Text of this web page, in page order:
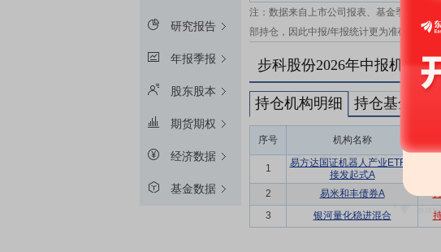
研究报告
年报季报
股东股本
期货期权
经济数据
基金数据
注：数据来自上市公司报表、基金季报、半
部持仓，因此中报/年报统计更为准确。
步科股份2026年中报机构持
持仓机构明细 持仓基金明细
序号 机构名称
1
易方达国证机器人产业ETF联
接发起式A
2 易米和丰债券A
3
银河量化稳进混合